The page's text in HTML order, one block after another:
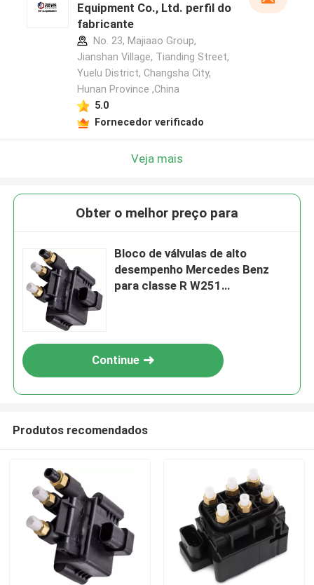
Para casa
Equipment Co., Ltd. perfil do
fabricante
No. 23, Majiaao Group,
Jianshan Village, Tianding Street,
Yuelu District, Changsha City,
Hunan Province ,China
5.0
Fornecedor verificado
Veja mais
Obter o melhor preço para
Bloco de válvulas de alto
desempenho Mercedes Benz
para classe R W251
Continue
Produtos recomendados